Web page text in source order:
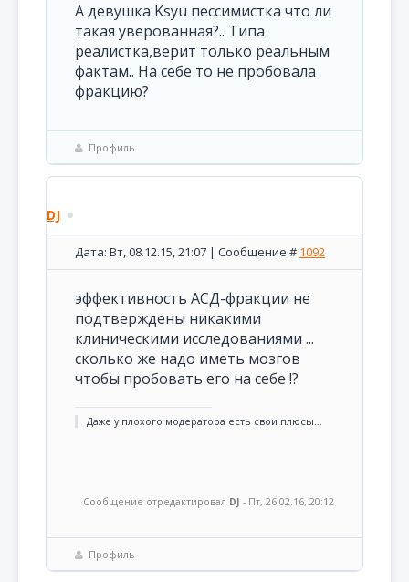
А девушка Ksyu пессимистка что ли
такая уверованная?.. Типа
реалистка,верит только реальным
фактам.. На себе то не пробовала
фракцию?
Профиль
DJ
Дата: Вт, 08.12.15, 21:07 | Сообщение # 1092
эффективность АСД-фракции не
подтверждены никакими
клиническими исследованиями ...
сколько же надо иметь мозгов
чтобы пробовать его на себе !?
Даже у плохого модератора есть свои плюсы...
Сообщение отредактировал DJ - Пт, 26.02.16, 20:12
Профиль